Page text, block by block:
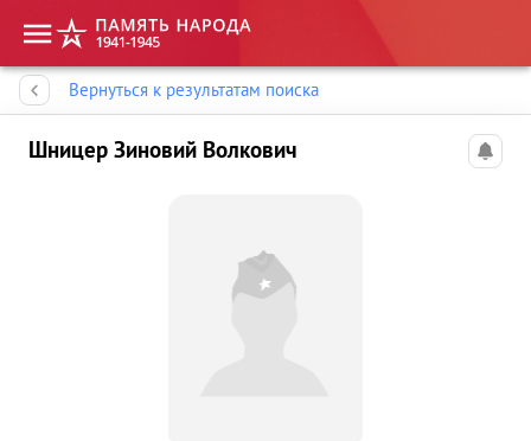
Вернуться к результатам поиска
Шницер Зиновий Волкович
Память народа